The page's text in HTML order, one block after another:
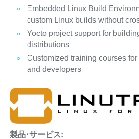
Embedded Linux Build
custom Linux builds without
Yocto project support for
distributions
Customized training courses
and developers
製品･サービス: